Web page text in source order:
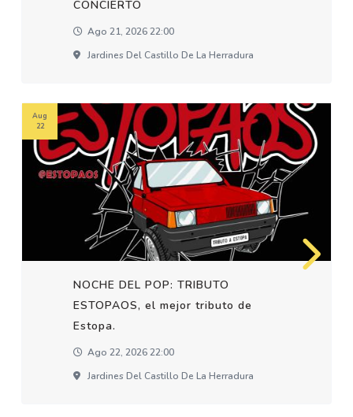
CONCIERTO
Ago 21, 2026 22:00
Jardines Del Castillo De La Herradura
NOCHE DEL POP: TRIBUTO
ESTOPAOS, el mejor tributo de
Estopa.
Ago 22, 2026 22:00
Jardines Del Castillo De La Herradura
Aug
22